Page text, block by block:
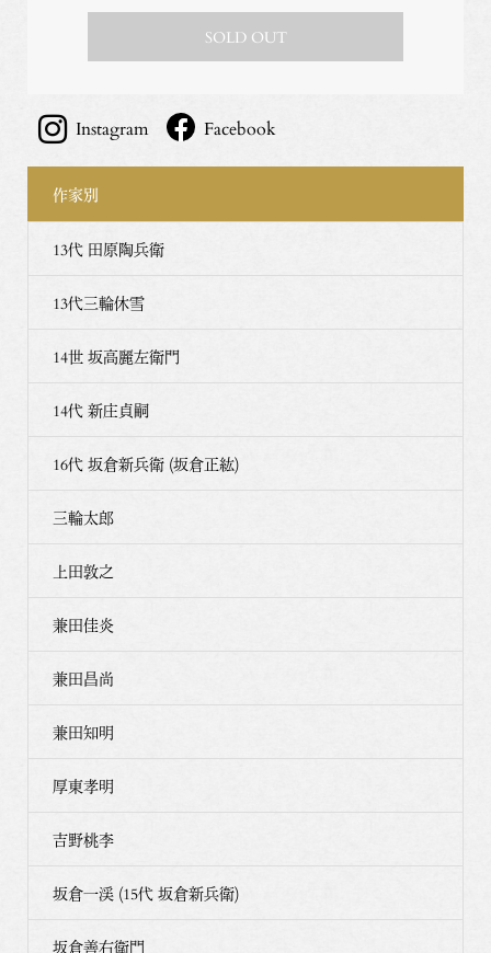
SOLD OUT
Instagram Facebook
作家別
13代 田原陶兵衛
13代三輪休雪
14世 坂高麗左衛門
14代 新庄貞嗣
16代 坂倉新兵衛 (坂倉正紘)
三輪太郎
上田敦之
兼田佳炎
兼田昌尚
兼田知明
厚東孝明
吉野桃李
坂倉一渓 (15代 坂倉新兵衛)
坂倉善右衛門